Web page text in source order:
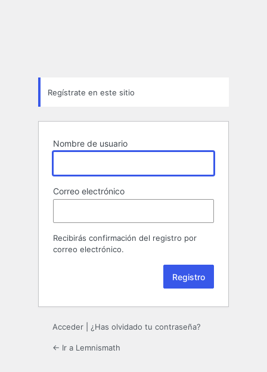
Regístrate en este sitio
Nombre de usuario
Correo electrónico
Recibirás confirmación del registro por
correo electrónico.
Acceder ¿Has olvidado tu contraseña?
← Ir a Lemnismath